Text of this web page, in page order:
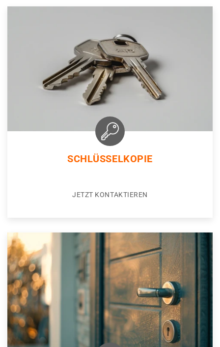
SCHLÜSSELKOPIE
JETZT KONTAKTIEREN